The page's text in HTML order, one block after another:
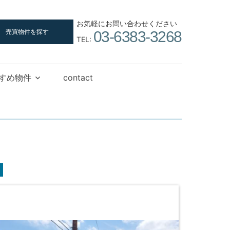
売買物件を探す
お気軽にお問い合わせください
TEL: 03-6383-3268
め物件 contact